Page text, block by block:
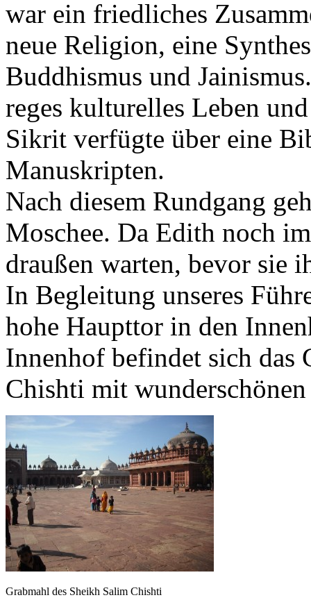
war ein friedliches
neue Religion, eine
Buddhismus und
reges kulturelles Leben
Sikrit verfügte über eine
Manuskripten.
Nach diesem Rundgang
Moschee. Da Edith noch
draußen warten, bevor sie
In Begleitung unseres
hohe Haupttor in den
Innenhof befindet sich das
Chishti mit
Grabmahl des Sheikh Salim Chishti